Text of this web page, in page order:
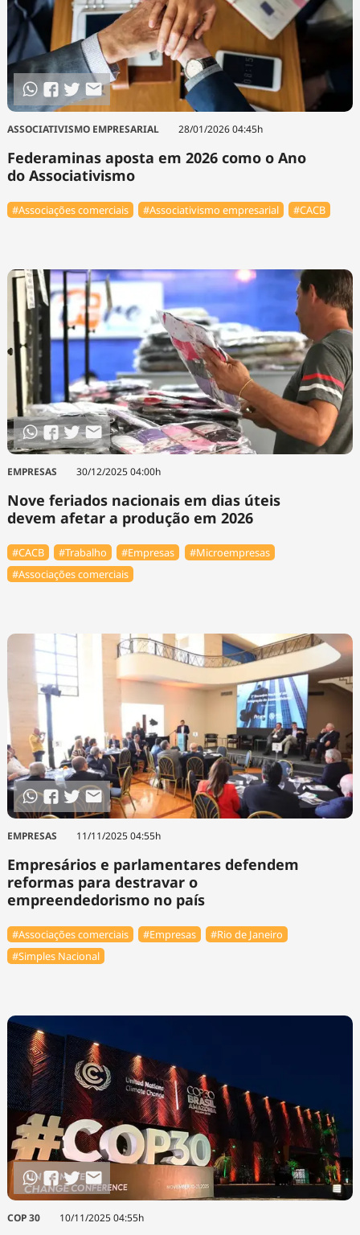
ASSOCIATIVISMO EMPRESARIAL 28/01/2026 04:45h
Federaminas aposta em 2026 como o Ano
do Associativismo
#Associações comerciais #Associativismo empresarial #⁠CACB
EMPRESAS 30/12/2025 04:00h
Nove feriados nacionais em dias úteis
devem afetar a produção em 2026
#⁠CACB #Trabalho #Empresas
#Microempresas
#Associações comerciais
EMPRESAS 11/11/2025 04:55h
Empresários e parlamentares defendem
reformas para destravar o
empreendedorismo no país
#Associações comerciais #Empresas
#Rio de Janeiro
#Simples Nacional
COP 30 10/11/2025 04:55h